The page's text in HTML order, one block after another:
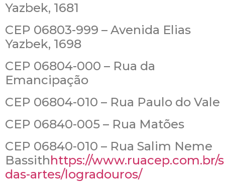
Yazbek, 1681
CEP 06803-999 – Avenida Elias
Yazbek, 1698
CEP 06804-000 – Rua da
Emancipação
CEP 06804-010 – Rua Paulo do Vale
CEP 06840-005 – Rua Matões
CEP 06840-010 – Rua Salim Neme
Bassithhttps://www.ruacep.com.br/
das-artes/logradouros/